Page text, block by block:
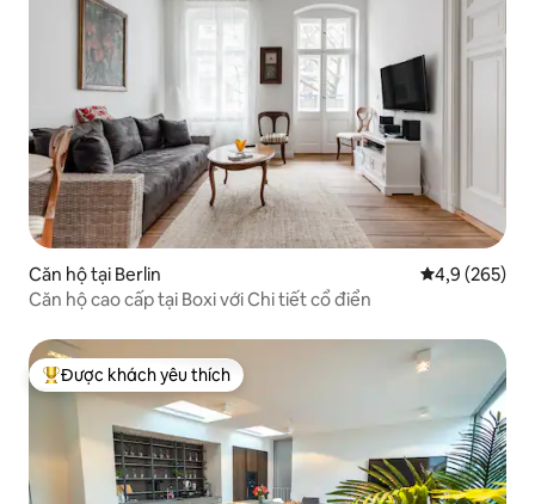
Căn hộ tại Berlin Xếp hạng
4,9 (265)
Căn hộ cao cấp tại Boxi với Chi tiết cổ điển
Được khách yêu thích nhất
Được khách yêu thích